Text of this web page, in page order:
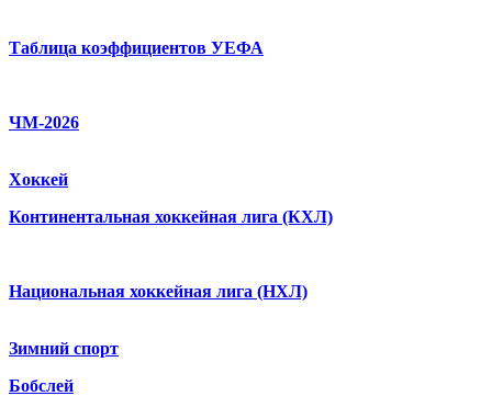
Таблица коэффициентов УЕФА
ЧМ-2026
Хоккей
Континентальная хоккейная лига (КХЛ)
Национальная хоккейная лига (НХЛ)
Зимний спорт
Бобслей